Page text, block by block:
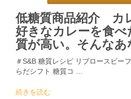
低糖質商品紹介 カ
好きなカレーを食
質が高い。そんなあ
＃S&B 糖質レシピ リブロースビー
らだシフト 糖質コ …
続きを読む